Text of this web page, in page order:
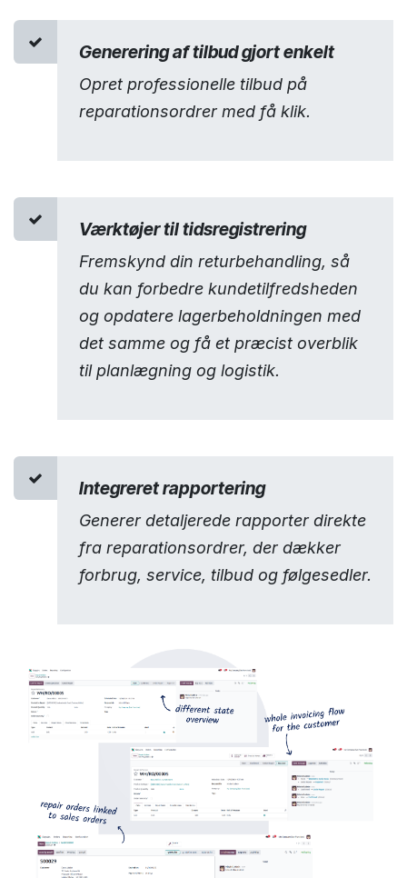
Generering af tilbud gjort enkelt
Opret professionelle tilbud på
reparationsordrer med få klik.
Værktøjer til tidsregistrering
Fremskynd din returbehandling, så
du kan forbedre kundetilfredsheden
og opdatere lagerbeholdningen med
det samme og få et præcist overblik
til planlægning og logistik.
Integreret rapportering
Generer detaljerede rapporter direkte
fra reparationsordrer, der dækker
forbrug, service, tilbud og følgesedler.